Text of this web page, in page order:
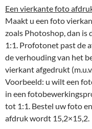
Een vierkante foto
Maakt u een foto
zoals Photoshop, dan is
1:1. Profotonet past de
de verhouding van het
vierkant afgedrukt
Voorbeeld: u wilt een
in een
tot 1:1. Bestel uw foto
afdruk wordt